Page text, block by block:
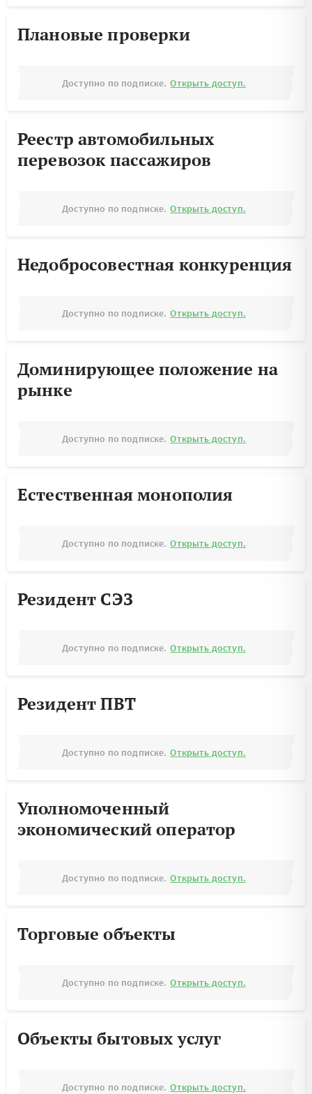
Плановые проверки
Доступно по подписке. Открыть доступ.
Реестр автомобильных
перевозок пассажиров
Доступно по подписке. Открыть доступ.
Недобросовестная конкуренция
Доступно по подписке. Открыть доступ.
Доминирующее положение на
рынке
Доступно по подписке. Открыть доступ.
Естественная монополия
Доступно по подписке. Открыть доступ.
Резидент СЭЗ
Доступно по подписке. Открыть доступ.
Резидент ПВТ
Доступно по подписке. Открыть доступ.
Уполномоченный
экономический оператор
Доступно по подписке. Открыть доступ.
Торговые объекты
Доступно по подписке. Открыть доступ.
Объекты бытовых услуг
Доступно по подписке. Открыть доступ.